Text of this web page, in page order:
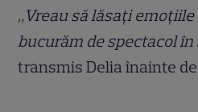
„Vreau să lăsați
bucurăm de spectacol în
transmis Delia înainte